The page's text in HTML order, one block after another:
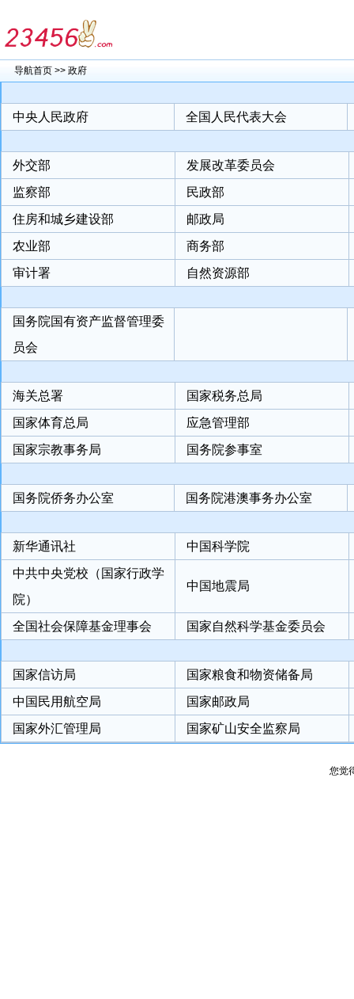
导航首页 >> 政府
中央人民政府 全国人民代表大会
外交部
发展改革委员会
监察部
民政部
住房和城乡建设部
邮政局
农业部
商务部
审计署
自然资源部
国务院国有资产监督管理委
员会
海关总署
国家税务总局
国家体育总局
应急管理部
国家宗教事务局
国务院参事室
国务院侨务办公室 国务院港澳事务办公室
新华通讯社
中国科学院
中共中央党校（国家行政学
院）
中国地震局
全国社会保障基金理事会 国家自然科学基金委员会
国家信访局
国家粮食和物资储备局
中国民用航空局
国家邮政局
国家外汇管理局
国家矿山安全监察局
您觉